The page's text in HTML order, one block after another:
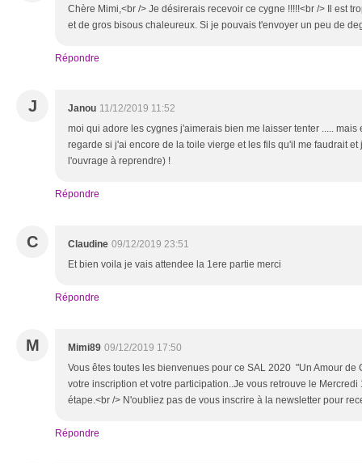
Chère Mimi,<br /> Je désirerais recevoir ce cygne !!!!!<br /> Il est
et de gros bisous chaleureux. Si je pouvais t'envoyer un peu de
Répondre
J Janou 11/12/2019 11:52
moi qui adore les cygnes j'aimerais bien me laisser tenter .....
regarde si j'ai encore de la toile vierge et les fils qu'il me faudrait
l'ouvrage à reprendre) !
Répondre
C Claudine 09/12/2019 23:51
Et bien voila je vais attendee la 1ere partie merci
Répondre
M Mimi89 09/12/2019 17:50
Vous êtes toutes les bienvenues pour ce SAL 2020 "Un Amour de
votre inscription et votre participation..Je vous retrouve le
étape.<br /> N'oubliez pas de vous inscrire à la newsletter pour
Répondre